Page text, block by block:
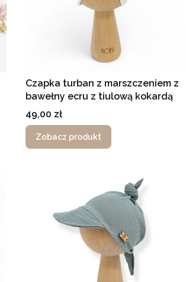
Czapka turban z marszczeniem z
bawełny ecru z tiulową kokardą
Cena
49,00 zł
Zobacz produkt